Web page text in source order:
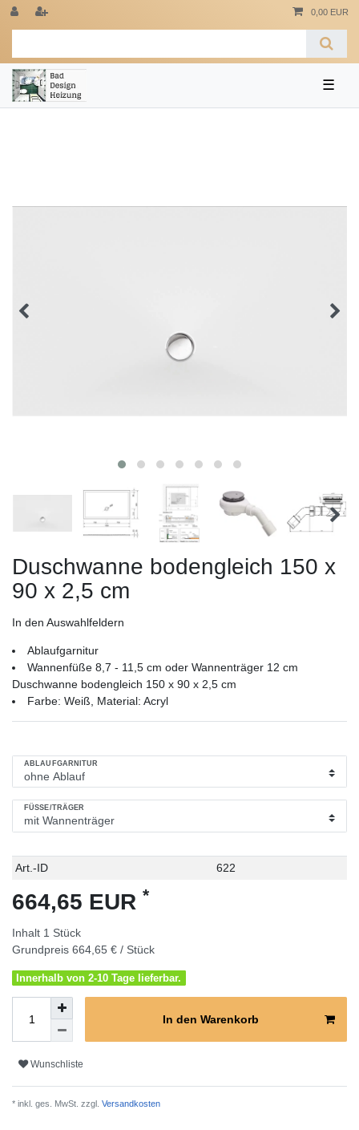
0,00 EUR
☰
Duschwanne bodengleich 150 x
90 x 2,5 cm
In den Auswahlfeldern
Ablaufgarnitur
Wannenfüße 8,7 - 11,5 cm oder Wannenträger 12 cm
Duschwanne bodengleich 150 x 90 x 2,5 cm
Farbe: Weiß, Material: Acryl
ABLAUFGARNITUR
FÜSSE/TRÄGER
Technisches
Wert
Art.-ID 622
664,65 EUR *
Inhalt 1 Stück
Grundpreis 664,65 € / Stück
Innerhalb von 2-10 Tage lieferbar.
In den Warenkorb
Wunschliste
* inkl. ges. MwSt. zzgl. Versandkosten